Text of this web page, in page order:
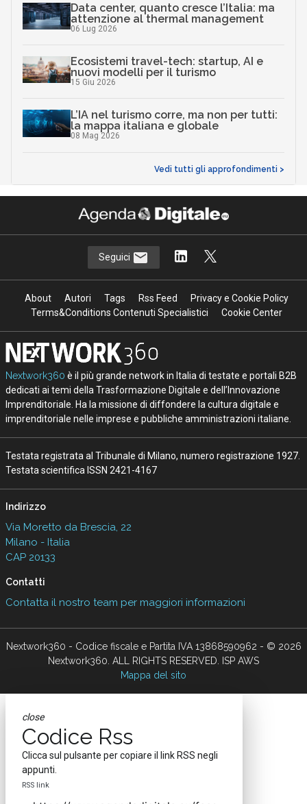
Data center, quanto cresce l’Italia: ma
attenzione al thermal management
06 Lug 2026
Ecosistemi travel-tech: startup, AI e
nuovi modelli per il turismo
15 Giu 2026
L’IA nel turismo corre, ma non per tutti:
la mappa italiana e globale
08 Mag 2026
Vedi tutti gli approfondimenti >
Seguici
About Autori Tags Rss Feed
Privacy e Cookie Policy
Terms&Conditions Contenuti Specialistici
Cookie Center
Nextwork360 è il più grande network in Italia di testate e portali B2B
dedicati ai temi della Trasformazione Digitale e dell’Innovazione
Imprenditoriale. Ha la missione di diffondere la cultura digitale e
imprenditoriale nelle imprese e pubbliche amministrazioni italiane.
Testata registrata al Tribunale di Milano, numero registrazione 1927.
Testata scientifica ISSN 2421-4167
Indirizzo
Via Moretto da Brescia, 22
Milano - Italia
CAP 20133
Contatti
Contatta il nostro team per maggiori informazioni
Nextwork360 - Codice fiscale e Partita IVA 13868590962 - © 2026
Nextwork360. ALL RIGHTS RESERVED. ISP AWS
Mappa del sito
close
Codice Rss
Clicca sul pulsante per copiare il link RSS negli
appunti.
RSS link